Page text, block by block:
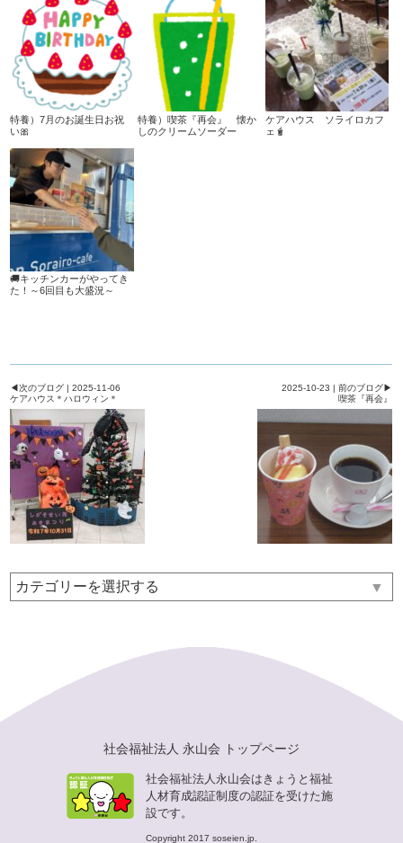
特養）7月のお誕生日お祝
い🎀
特養）喫茶『再会』 懐か
しのクリームソーダー
ケアハウス ソライロカフ
ェ🧋
🚚キッチンカーがやってき
た！～6回目も大盛況～
◀次のブログ | 2025-11-06
ケアハウス＊ハロウィン＊
2025-10-23 | 前のブログ▶
喫茶『再会』
▼
社会福祉法人 永山会 トップページ
社会福祉法人永山会はきょうと福祉
人材育成認証制度の認証を受けた施
設です。
Copyright 2017 soseien.jp.